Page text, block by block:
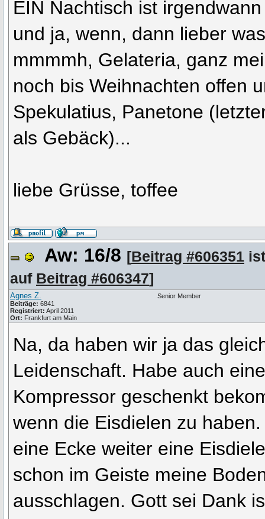
EIN Nachtisch ist
und ja, wenn, dann lieber
mmmmh, Gelateria, ganz
noch bis Weihnachten offen
Spekulatius, Panetone
als Gebäck)...
liebe Grüsse, toffee
Aw: 16/8 [Beitrag #606351
auf Beitrag #606347]
Agnes Z.
Beiträge: 6841
Registriert: April 2011
Ort: Frankfurt am Main
Senior Member
Na, da haben wir ja das
Leidenschaft. Habe auch
Kompressor geschenkt
wenn die Eisdielen zu
eine Ecke weiter eine
schon im Geiste meine
ausschlagen. Gott sei Dank